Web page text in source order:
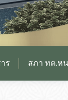
ร สภา ทต.ห